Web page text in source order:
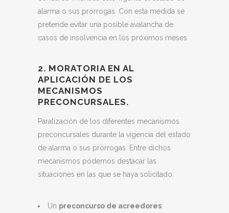
alarma o sus prórrogas. Con esta medida se
pretende evitar una posible avalancha de
casos de insolvencia en los próximos meses
2. MORATORIA EN AL
APLICACIÓN DE LOS
MECANISMOS
PRECONCURSALES.
Paralización de los diferentes mecanismos
preconcursales durante la vigencia del estado
de alarma o sus prórrogas. Entre dichos
mecanismos podemos destacar las
situaciones en las que se haya solicitado:
Un preconcurso de acreedores: